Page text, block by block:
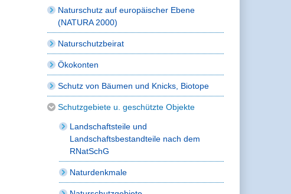
Naturschutz auf europäischer Ebene
(NATURA 2000)
Naturschutzbeirat
Ökokonten
Schutz von Bäumen und Knicks, Biotope
Schutzgebiete u. geschützte Objekte
Landschaftsteile und
Landschaftsbestandteile nach dem
RNatSchG
Naturdenkmale